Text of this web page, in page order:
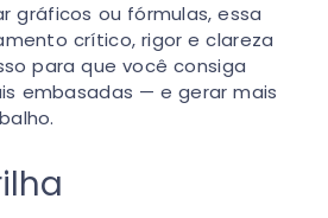
gráficos ou fórmulas, essa
crítico, rigor e clareza
para que você consiga
embasadas — e gerar mais